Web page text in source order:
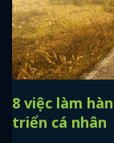
8 việc làm
triển cá nhân